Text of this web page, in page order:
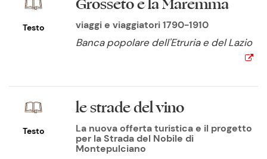
Testo
Grosseto e la Maremma
viaggi e viaggiatori 1790-1910
Banca popolare dell'Etruria e del Lazio
Testo
le strade del vino
La nuova offerta turistica e il progetto
per la Strada del Nobile di
Montepulciano